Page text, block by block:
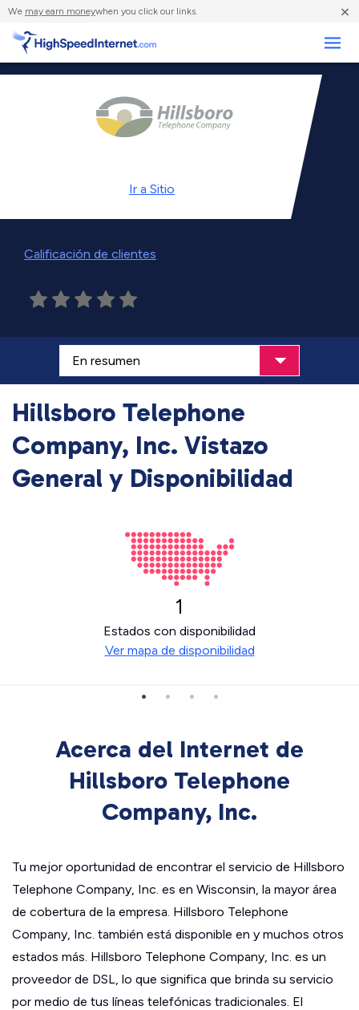
We may earn moneywhen you click our links. ×
Ir a Sitio
Calificación de clientes
Hillsboro Telephone
Company, Inc. Vistazo
General y Disponibilidad
1
Estados con disponibilidad
Ver mapa de disponibilidad
Acerca del Internet de
Hillsboro Telephone
Company, Inc.
Tu mejor oportunidad de encontrar el servicio de Hillsboro
Telephone Company, Inc. es en Wisconsin, la mayor área
de cobertura de la empresa. Hillsboro Telephone
Company, Inc. también está disponible en y muchos otros
estados más. Hillsboro Telephone Company, Inc. es un
proveedor de DSL, lo que significa que brinda su servicio
por medio de tus líneas telefónicas tradicionales. El